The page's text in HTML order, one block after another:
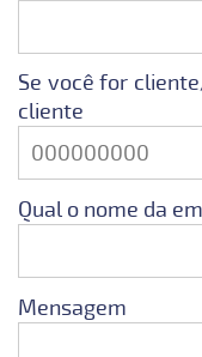
Se você for
cliente
Qual o nome da
Mensagem